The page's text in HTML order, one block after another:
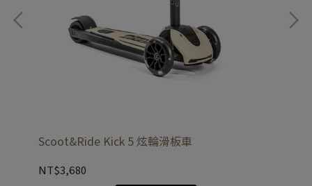
Scoot&Ride Kick 5 炫輪滑板車
NT$3,680